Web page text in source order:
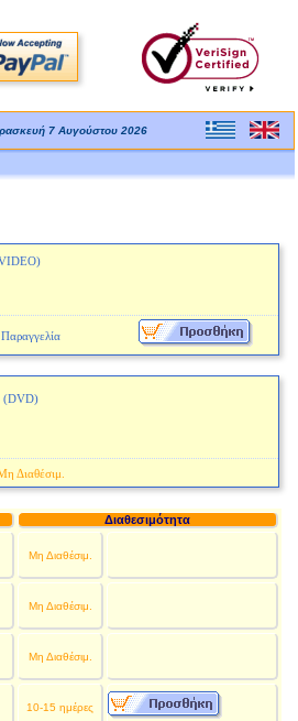
7 Αυγούστου 2026
Παραγγελία
(DVD)
Διαθέσιμ.
Διαθεσιμότητα
Μη Διαθέσιμ.
Μη Διαθέσιμ.
Μη Διαθέσιμ.
10-15 ημέρες